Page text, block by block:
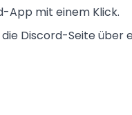
App mit einem Klick.
Discord-Seite über